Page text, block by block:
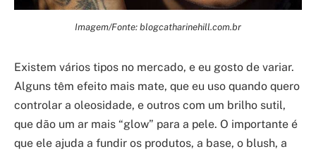
Imagem/Fonte: blogcatharinehill.com.br
Existem vários tipos no mercado, e eu gosto de variar.
Alguns têm efeito mais mate, que eu uso quando quero
controlar a oleosidade, e outros com um brilho sutil,
que dão um ar mais “glow” para a pele. O importante é
que ele ajuda a fundir os produtos, a base, o blush, a